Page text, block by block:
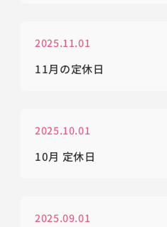
2025.11.01
11月の定休日
2025.10.01
10月 定休日
2025.09.01